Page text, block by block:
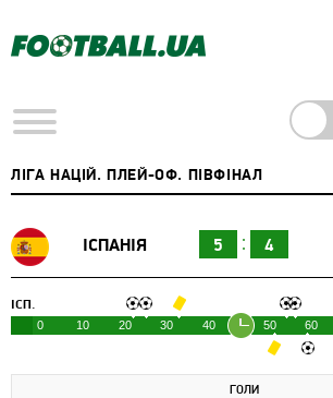
ЛІГА НАЦІЙ. ПЛЕЙ-ОФ. ПІВФІНАЛ
ІСПАНІЯ 5 4
ІСП.
0
10 20 30 40 50 60
ГОЛИ